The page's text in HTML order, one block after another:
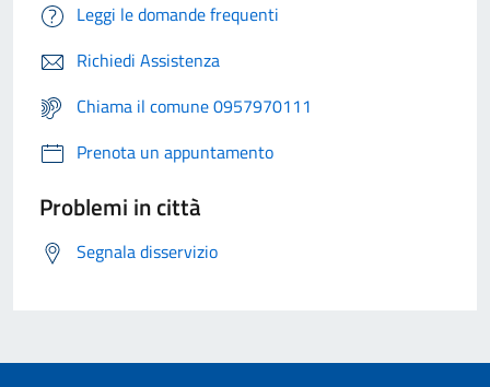
Leggi le domande frequenti
Richiedi Assistenza
Chiama il comune 0957970111
Prenota un appuntamento
Problemi in città
Segnala disservizio